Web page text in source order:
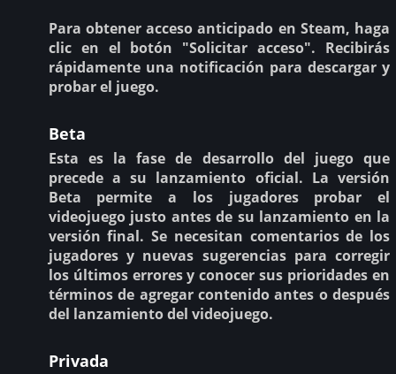
Para obtener acceso anticipado en Steam, haga
clic en el botón "Solicitar acceso". Recibirás
rápidamente una notificación para descargar y
probar el juego.
Beta
Esta es la fase de desarrollo del juego que
precede a su lanzamiento oficial. La versión
Beta permite a los jugadores probar el
videojuego justo antes de su lanzamiento en la
versión final. Se necesitan comentarios de los
jugadores y nuevas sugerencias para corregir
los últimos errores y conocer sus prioridades en
términos de agregar contenido antes o después
del lanzamiento del videojuego.
Privada